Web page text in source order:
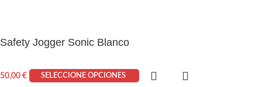
Safety Jogger Sonic Blanco
50,00 € SELECCIONE OPCIONES